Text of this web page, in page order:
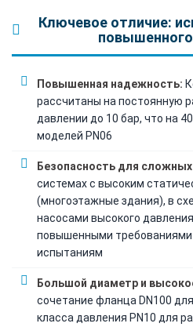
Ключевое отличие:
Повышенная надежность:
рассчитаны на постоянную
давлении до 10 бар, что на
моделей PN06
Безопасность для
системах с высоким
(многоэтажные здания), в
насосами высокого
повышенными требованиями
испытаниям
Большой диаметр и
сочетание фланца DN100
класса давления PN10 для